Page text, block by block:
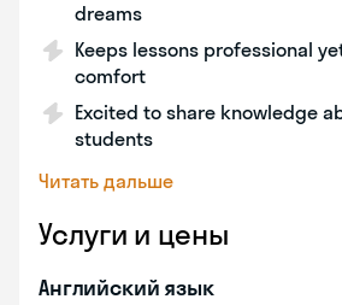
dreams
Keeps lessons professional
comfort
Excited to share knowledge
students
Читать дальше
Услуги и цены
Английский язык